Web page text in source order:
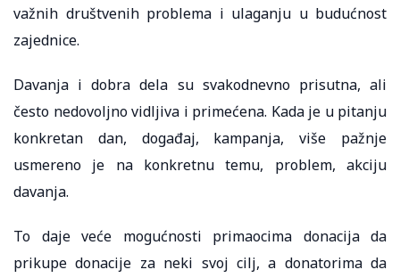
važnih društvenih problema i ulaganju u budućnost
zajednice.
Davanja i dobra dela su svakodnevno prisutna, ali
često nedovoljno vidljiva i primećena. Kada je u pitanju
konkretan dan, događaj, kampanja, više pažnje
usmereno je na konkretnu temu, problem, akciju
davanja.
To daje veće mogućnosti primaocima donacija da
prikupe donacije za neki svoj cilj, a donatorima da